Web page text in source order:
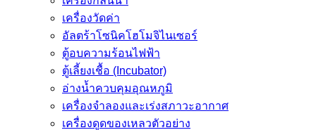
เครื่องวัดค่า
อัลตร้าโซนิคโฮโมจิไนเซอร์
ตู้อบความร้อนไฟฟ้า
ตู้เลี้ยงเชื้อ (Incubator)
อ่างน้ำควบคุมอุณหภูมิ
เครื่องจำลองและเร่งสภาวะอากาศ
เครื่องดูดของเหลวตัวอย่าง